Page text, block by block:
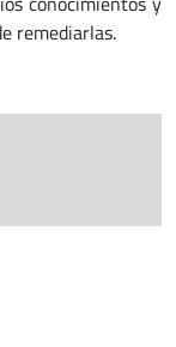
remediarlas.